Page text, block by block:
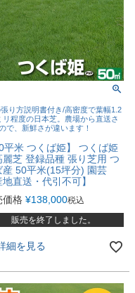
り方説明書付き/高密度で葉幅1.2
リ程度の日本芝。農場から直送さ
で、新鮮さが違います！
平米 つくば姫】 つくば姫
麗芝 登録品種 張り芝用 つ
産 50平米(15坪分) 園芸
地直送・代引不可】
価格 ¥138,000税込
販売を終了しました。
細を見る